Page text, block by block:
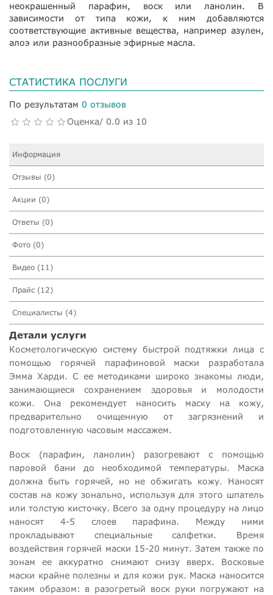
неокрашенный парафин, воск или ланолин. В
зависимости от типа кожи, к ним добавляются
соответствующие активные вещества, например азулен,
алоэ или разнообразные эфирные масла.
СТАТИСТИКА ПОСЛУГИ
По результатам 0 отзывов
Оценка/ 0.0 из 10
Информация
Отзывы (0)
Акции (0)
Ответы (0)
Фото (0)
Видео (11)
Прайс (12)
Специалисты (4)
Детали услуги
Косметологическую систему быстрой подтяжки лица с
помощью горячей парафиновой маски разработала
Эмма Харди. С ее методиками широко знакомы люди,
занимающиеся сохранением здоровья и молодости
кожи. Она рекомендует наносить маску на кожу,
предварительно очищенную от загрязнений и
подготовленную часовым массажем.
Воск (парафин, ланолин) разогревают с помощью
паровой бани до необходимой температуры. Маска
должна быть горячей, но не обжигать кожу. Наносят
состав на кожу зонально, используя для этого шпатель
или толстую кисточку. Всего за одну процедуру на лицо
наносят 4-5 слоев парафина. Между ними
прокладывают специальные салфетки. Время
воздействия горячей маски 15-20 минут. Затем также по
зонам ее аккуратно снимают снизу вверх. Восковые
маски крайне полезны и для кожи рук. Маска наносится
таким образом: в разогретый воск руки погружают на